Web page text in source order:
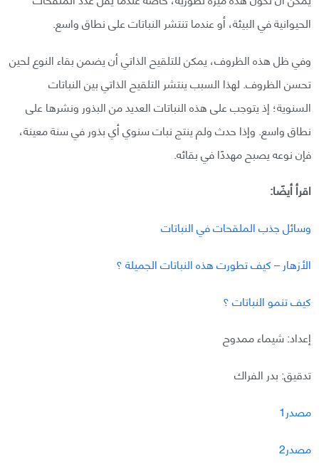
الحيوانية في البيئة، أو عندما تنتشر النباتات على نطاق واسع.
وفي ظل هذه الظروف، يمكن للتلقيح الذاتي أن يضمن بقاء النوع لحين
تحسن الظروف. لهذا السبب ينتشر التلقيح الذاتي بين النباتات
السنوية؛ إذ يتوجب على هذه النباتات العديد من البذور ونشرها على
نطاق واسع. وإذا حدث ولم ينتج نبات سنوي أي بذور في سنة معينة،
فإن نوعه يصبح مهددًا في بقائه.
اقرأ أيضًا:
وسائل جذب الملقحات في النباتات
الأزهار – كيف تطورت هذه النباتات الجميلة ؟
كيف تنمو النباتات ؟
إعداد: شيماء ممدوح
تدقيق: بدر الفراك
مصدر1
مصدر2